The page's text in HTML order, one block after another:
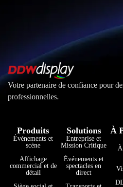
Votre partenaire de confiance pour
professionnelles.
Produits
Événements et
scène
Affichage
commercial et de
détail
Solutions
Entreprise et
Mission Critique
Événements et
spectacles en
direct
À